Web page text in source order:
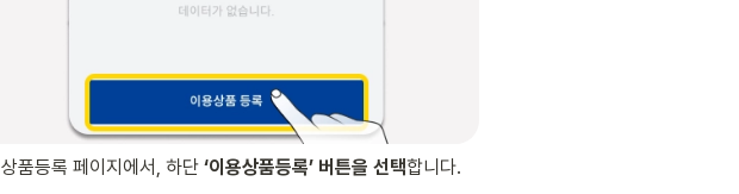
상품등록 페이지에서, 하단 ‘이용상품등록’ 버튼을 선택합니다.